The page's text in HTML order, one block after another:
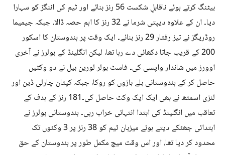
بیٹنگ کرتے ہوئے ناقابلِ شکست 56 رنز بنائے اور ٹیم کی اننگز کو سہارا
دیا۔ ان کے علاوہ دیپتی شرما نے 32 رنز کا اہم حصہ ڈالا، جبکہ جیمیما
روڈریگز نے تیز رفتار 29 رنز بنائے۔ ایک وقت پر ہندوستان کا اسکور
200 کے قریب جاتا دکھائی دے رہا تھا، لیکن انگلینڈ کے بولرز نے آخری
اوورز میں شاندار واپسی کی۔ فاسٹ بولر لورین بیل نے دو وکٹیں
حاصل کر کے ہندوستانی بلے بازوں کو روکا، جبکہ کپتان چارلی ڈین اور
لنزی اسمتھ نے بھی ایک ایک وکٹ حاصل کی۔181 رنز کے ہدف کے
تعاقب میں انگلینڈ کی ابتدا انتہائی خراب رہی۔ ہندوستانی بولرز نے
ابتدائی جھٹکے دیتے ہوئے میزبان ٹیم کو 38 رنز پر 3 وکٹوں تک
محدود کر دیا تھا، اور اس وقت میچ مکمل طور پر ہندوستان کے حق